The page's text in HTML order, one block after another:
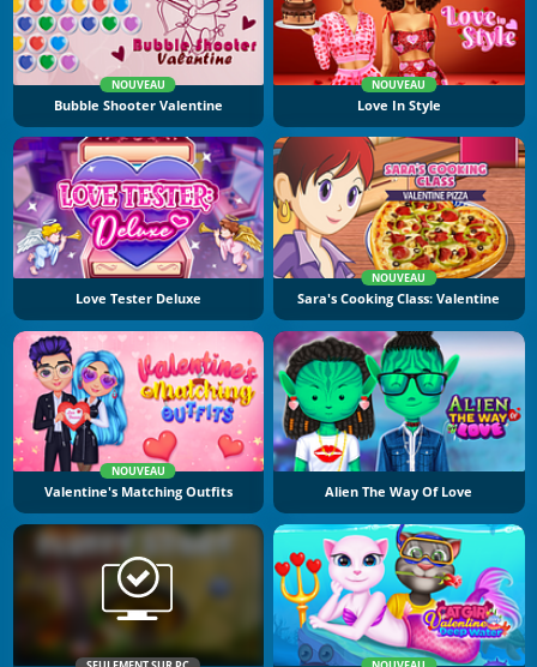
NOUVEAU
Bubble Shooter Valentine
NOUVEAU
Love In Style
Love Tester Deluxe
NOUVEAU
Sara's Cooking Class: Valentine
NOUVEAU
Valentine's Matching Outfits Alien The Way Of Love